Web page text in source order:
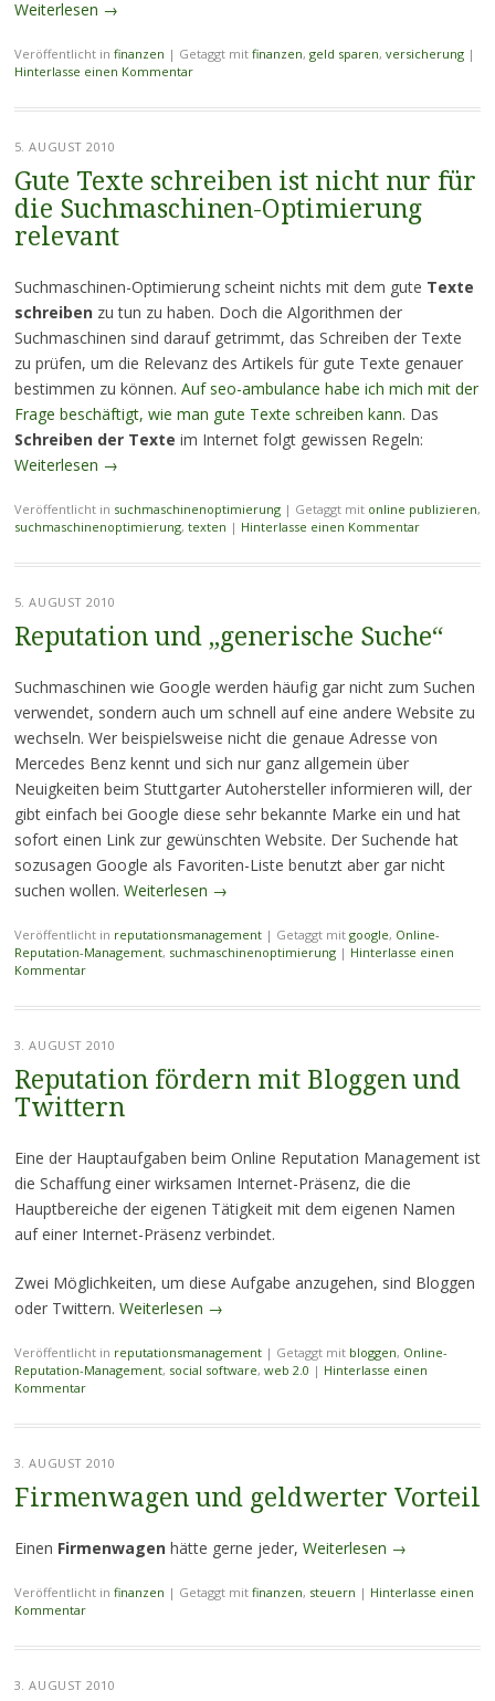
Weiterlesen →
Veröffentlicht in finanzen | Getaggt mit finanzen, geld sparen, versicherung |
Hinterlasse einen Kommentar
5. AUGUST 2010
Gute Texte schreiben ist nicht nur für
die Suchmaschinen-Optimierung
relevant
Suchmaschinen-Optimierung scheint nichts mit dem gute Texte
schreibenzu tun zu haben. Doch die Algorithmen der
Suchmaschinen sind darauf getrimmt, das Schreiben der Texte
zu prüfen, um die Relevanz des Artikels für gute Texte genauer
bestimmen zu können. Auf seo-ambulance habe ich mich mit der
Frage beschäftigt, wie man gute Texte schreiben kann. Das
Schreiben der Texte im Internet folgt gewissen Regeln:
Weiterlesen →
Veröffentlicht in suchmaschinenoptimierung | Getaggt mit online publizieren,
suchmaschinenoptimierung, texten | Hinterlasse einen Kommentar
5. AUGUST 2010
Reputation und „generische Suche“
Suchmaschinen wie Google werden häufig gar nicht zum Suchen
verwendet, sondern auch um schnell auf eine andere Website zu
wechseln. Wer beispielsweise nicht die genaue Adresse von
Mercedes Benz kennt und sich nur ganz allgemein über
Neuigkeiten beim Stuttgarter Autohersteller informieren will, der
gibt einfach bei Google diese sehr bekannte Marke ein und hat
sofort einen Link zur gewünschten Website. Der Suchende hat
sozusagen Google als Favoriten-Liste benutzt aber gar nicht
suchen wollen. Weiterlesen →
Veröffentlicht in reputationsmanagement | Getaggt mit google, Online-
Reputation-Management, suchmaschinenoptimierung | Hinterlasse einen
Kommentar
3. AUGUST 2010
Reputation fördern mit Bloggen und
Twittern
Eine der Hauptaufgaben beim Online Reputation Management ist
die Schaffung einer wirksamen Internet-Präsenz, die die
Hauptbereiche der eigenen Tätigkeit mit dem eigenen Namen
auf einer Internet-Präsenz verbindet.
Zwei Möglichkeiten, um diese Aufgabe anzugehen, sind Bloggen
oder Twittern. Weiterlesen →
Veröffentlicht in reputationsmanagement | Getaggt mit bloggen, Online-
Reputation-Management, social software, web 2.0 | Hinterlasse einen
Kommentar
3. AUGUST 2010
Firmenwagen und geldwerter Vorteil
Einen Firmenwagenhätte gerne jeder, Weiterlesen →
Veröffentlicht in finanzen | Getaggt mit finanzen, steuern | Hinterlasse einen
Kommentar
3. AUGUST 2010